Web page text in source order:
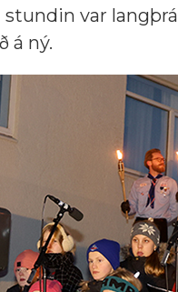
var
á ný.